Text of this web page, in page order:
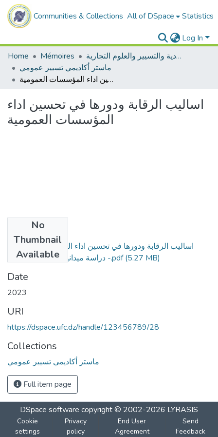
Communities & Collections All of DSpace Statistics
Log In
Home
Mémoires
ميدان العلوم الاقتصادية والتسيير والعلوم التجارية
ماستر أكاديمي تسيير عمومي
اساليب الرقابة ودورها في تحسين اداء المؤسسات العمومية
اساليب الرقابة ودورها في تحسين اداء
المؤسسات العمومية
No
Thumbnail
Available
اساليب الرقابة ودورها في تحسين اداء المؤسسات العمومية
دراسة ميدانية - حالة بلدية منعة -.pdf(5.27 MB)
Date
2023
URI
https://dspace.ufc.dz/handle/123456789/28
Collections
ماستر أكاديمي تسيير عمومي
Full item page
DSpace software copyright © 2002-2026 LYRASIS
Cookie
settings
Privacy
policy
End User
Agreement
Send
Feedback